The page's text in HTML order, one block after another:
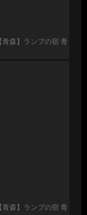
【青森】ランプの宿 青
【青森】ランプの宿 青